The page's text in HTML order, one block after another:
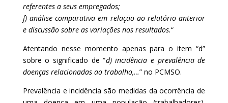
referentes a seus empregados;
f) análise comparativa em relação ao relatório anterior
e discussão sobre as variações nos resultados.“
Atentando nesse momento apenas para o item “d”
sobre o significado de “d) incidência e prevalência de
doenças relacionadas ao trabalho,…” no PCMSO.
Prevalência e incidência são medidas da ocorrência de